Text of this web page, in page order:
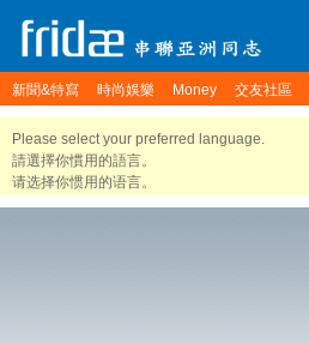
新聞&特寫 時尚娛樂 Money 交友社區
Please select your preferred language.
請選擇你慣用的語言。
请选择你惯用的语言。